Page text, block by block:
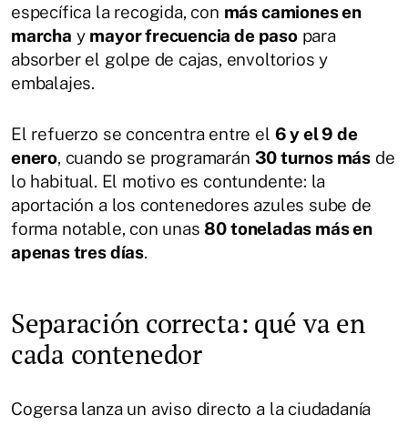
específica la recogida, con más camiones en
marcha y mayor frecuencia de pasopara
absorber el golpe de cajas, envoltorios y
embalajes.
El refuerzo se concentra entre el 6 y el 9 de
enero, cuando se programarán 30 turnos más de
lo habitual. El motivo es contundente: la
aportación a los contenedores azules sube de
forma notable, con unas80 toneladas más en
apenas tres días.
Separación correcta: qué va en
cada contenedor
Cogersa lanza un aviso directo a la ciudadanía